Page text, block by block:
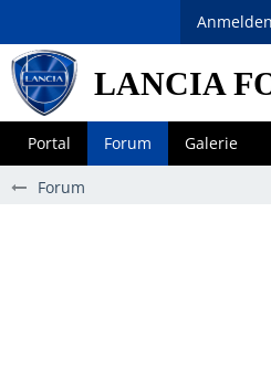
LANCIA
Portal Forum Galerie
Forum